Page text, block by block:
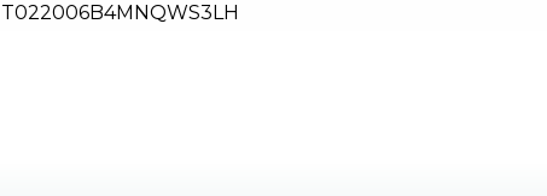
IT022006B4MNQWS3LH